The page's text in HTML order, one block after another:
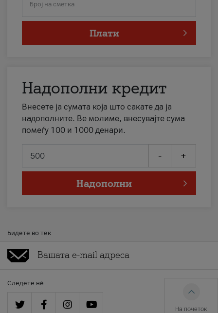
Број на сметка
Плати
Надополни кредит
Внесете ја сумата која што сакате да ја
надополните. Ве молиме, внесувајте сума
помеѓу 100 и 1000 денари.
- +
Надополни
Бидете во тек
Следете нè
На почеток